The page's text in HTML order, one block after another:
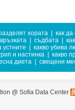
хората
как
съдбата
устните
какво убива
и настинка
какво
диета свещени
@ Sofia Data Center